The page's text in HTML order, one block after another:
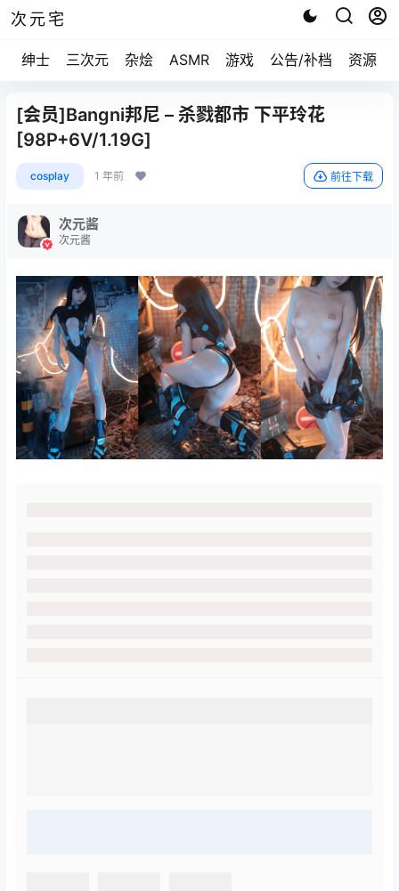
次元宅
绅士 三次元 杂烩 ASMR 游戏 公告/补档 资源求
[会员]Bangni邦尼 – 杀戮都市 下平玲花
[98P+6V/1.19G]
cosplay 1 年前 前往下载
次元酱
次元酱